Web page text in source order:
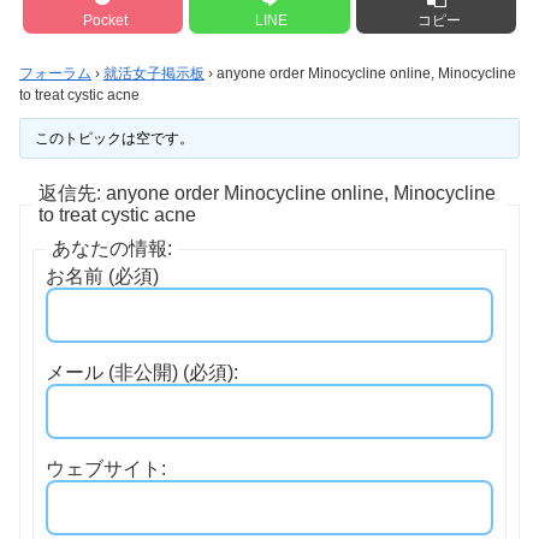
Pocket LINE コピー
フォーラム › 就活女子掲示板 › anyone order Minocycline online, Minocycline
to treat cystic acne
このトピックは空です。
返信先: anyone order Minocycline online, Minocycline
to treat cystic acne
あなたの情報:
お名前 (必須)
メール (非公開) (必須):
ウェブサイト: